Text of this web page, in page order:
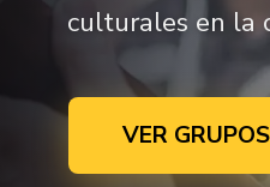
culturales en la
VER